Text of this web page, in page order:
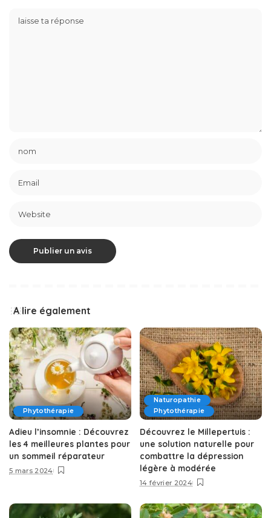
A lire également
Phytothérapie
Adieu l’insomnie : Découvrez
les 4 meilleures plantes pour
un sommeil réparateur
5 mars 2024
Naturopathie
Phytothérapie
Découvrez le Millepertuis :
une solution naturelle pour
combattre la dépression
légère à modérée
14 février 2024